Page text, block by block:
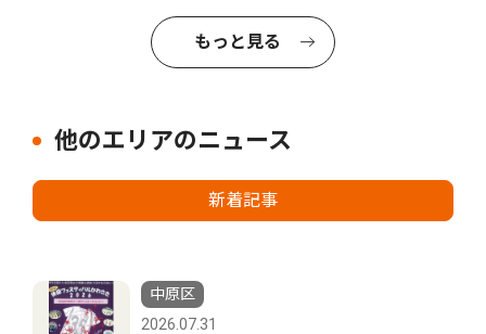
もっと見る
他のエリアのニュース
新着記事
中原区
2026.07.31